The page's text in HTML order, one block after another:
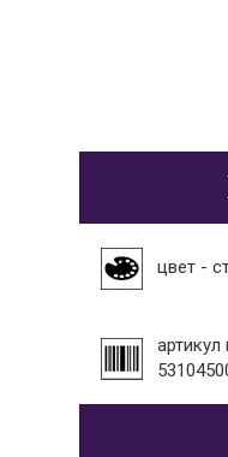
цвет -
артикул